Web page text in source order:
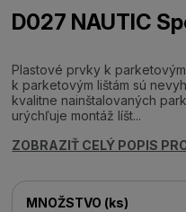
D027 NAUTIC
Plastové prvky k
k parketovým lištám sú
kvalitne nainštalovaných
urýchľuje montáž líšt...
ZOBRAZIŤ CELÝ POPIS
MNOŽSTVO (ks)